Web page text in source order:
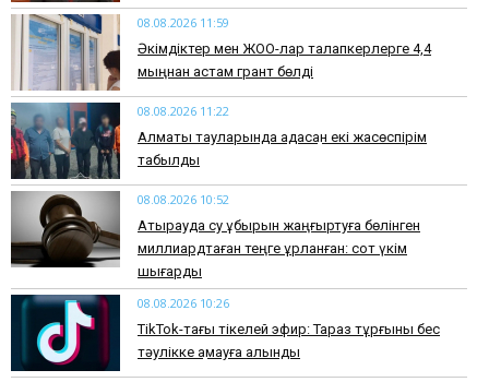
08.08.2026 11:59
Әкімдіктер мен ЖОО-лар талапкерлерге 4,4
мыңнан астам грант бөлді
08.08.2026 11:22
Алматы тауларында адасқан екі жасөспірім
табылды
08.08.2026 10:52
Атырауда су құбырын жаңғыртуға бөлінген
миллиардтаған теңге ұрланған: сот үкім
шығарды
08.08.2026 10:26
TikTok-тағы тікелей эфир: Тараз тұрғыны бес
тәулікке қамауға алынды